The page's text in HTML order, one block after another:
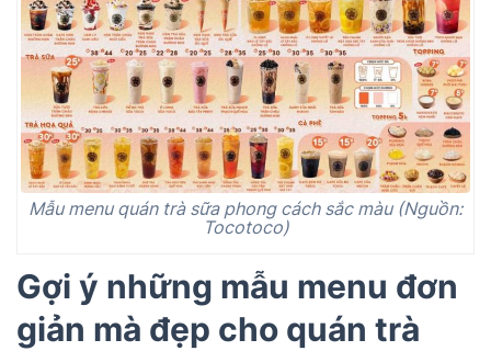
Mẫu menu quán trà sữa phong cách sắc màu (Nguồn:
Tocotoco)
Gợi ý những mẫu menu đơn
giản mà đẹp cho quán trà